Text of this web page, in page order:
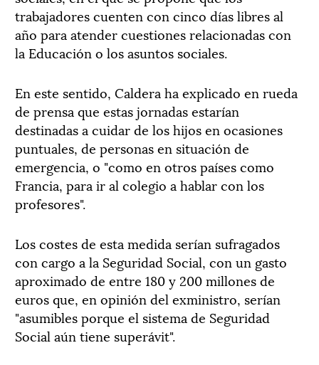
trabajadores cuenten con cinco días libres al
año para atender cuestiones relacionadas con
la Educación o los asuntos sociales.
En este sentido, Caldera ha explicado en rueda
de prensa que estas jornadas estarían
destinadas a cuidar de los hijos en ocasiones
puntuales, de personas en situación de
emergencia, o "como en otros países como
Francia, para ir al colegio a hablar con los
profesores".
Los costes de esta medida serían sufragados
con cargo a la Seguridad Social, con un gasto
aproximado de entre 180 y 200 millones de
euros que, en opinión del exministro, serían
"asumibles porque el sistema de Seguridad
Social aún tiene superávit".